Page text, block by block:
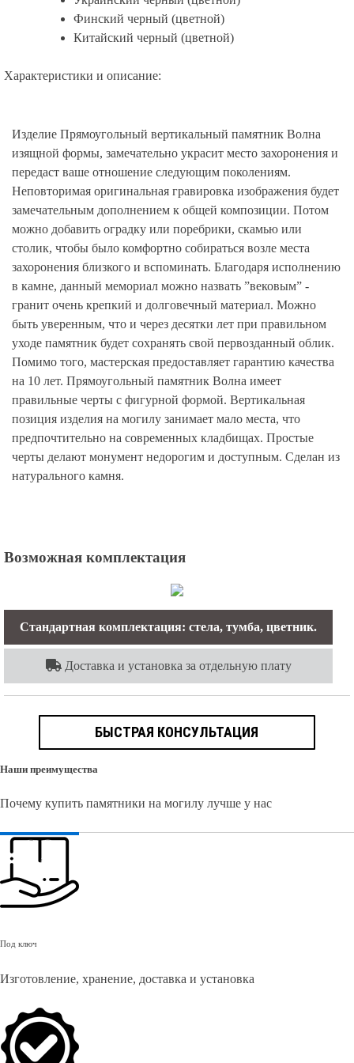
Финский черный (цветной)
Китайский черный (цветной)
Характеристики и описание:
Изделие Прямоугольный вертикальный памятник Волна
изящной формы, замечательно украсит место захоронения и
передаст ваше отношение следующим поколениям.
Неповторимая оригинальная гравировка изображения будет
замечательным дополнением к общей композиции. Потом
можно добавить оградку или поребрики, скамью или
столик, чтобы было комфортно собираться возле места
захоронения близкого и вспоминать. Благодаря исполнению
в камне, данный мемориал можно назвать ”вековым” -
гранит очень крепкий и долговечный материал. Можно
быть уверенным, что и через десятки лет при правильном
уходе памятник будет сохранять свой первозданный облик.
Помимо того, мастерская предоставляет гарантию качества
на 10 лет. Прямоугольный памятник Волна имеет
правильные черты с фигурной формой. Вертикальная
позиция изделия на могилу занимает мало места, что
предпочтительно на современных кладбищах. Простые
черты делают монумент недорогим и доступным. Сделан из
натурального камня.
Возможная комплектация
Стандартная комплектация: стела, тумба, цветник.
Доставка и установка за отдельную плату
БЫСТРАЯ КОНСУЛЬТАЦИЯ
Наши преимущества
Почему купить памятники на могилу лучше у нас
Под ключ
Изготовление, хранение, доставка и установка